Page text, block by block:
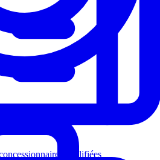
qualifiées